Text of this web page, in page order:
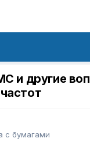
и другие
с бумагами